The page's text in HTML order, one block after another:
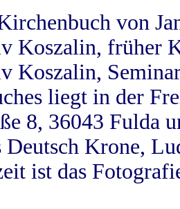
von
Koszalin, früher
Koszalin,
liegt in der
8, 36043 Fulda
Deutsch Krone,
ist das